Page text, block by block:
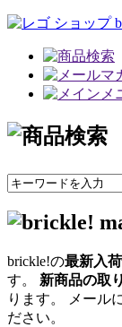
brickle!の最新入
す。 新商品の取
ります。 メール
ださい。